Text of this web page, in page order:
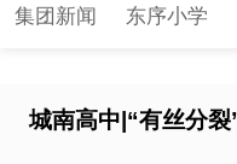
集团新闻 东序小学
城南高中|“有丝分